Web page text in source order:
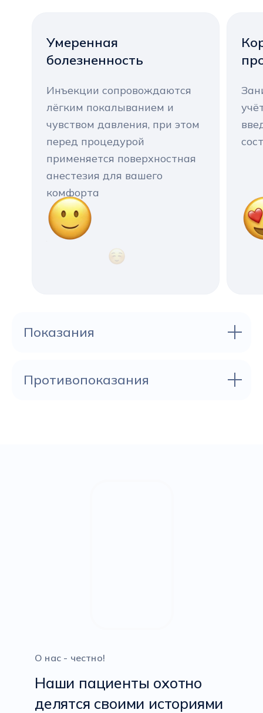
Умеренная
болезненность
Инъекции сопровождаются
лёгким покалыванием и
чувством давления, при этом
перед процедурой
применяется поверхностная
анестезия для вашего
комфорта
Показания
Противопоказания
Наши пациенты охотно
делятся своими историями
О нас - честно!